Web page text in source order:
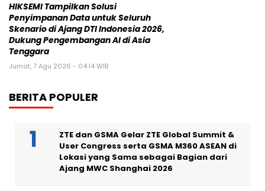
HIKSEMI Tampilkan Solusi
Penyimpanan Data untuk Seluruh
Skenario di Ajang DTI Indonesia 2026,
Dukung Pengembangan AI di Asia
Tenggara
Jumat, 7 Agu 2026 - 04:14 WIB
BERITA POPULER
ZTE dan GSMA Gelar ZTE Global Summit &
User Congress serta GSMA M360 ASEAN di
Lokasi yang Sama sebagai Bagian dari
Ajang MWC Shanghai 2026